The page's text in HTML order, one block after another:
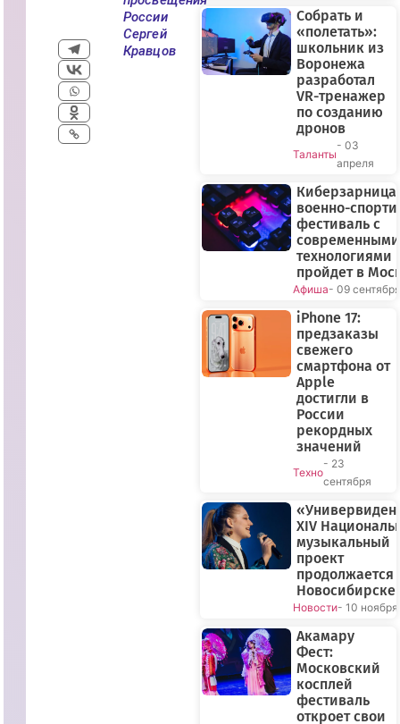
России
Сергей
Кравцов
Собрать и
«полетать»:
школьник из
Воронежа
разработал
VR-тренажер
по созданию
дронов
Таланты
- 03
апреля
военно-
фестиваль с
современными
технологиями
пройдет в
Афиша- 09 сентября
iPhone 17:
предзаказы
свежего
смартфона от
Apple
достигли в
России
рекордных
значений
Техно
- 23
сентября
XIV
музыкальный
проект
продолжается
Новосибирске
Новости- 10 ноября
Акамару
Фест:
Московский
косплей
фестиваль
откроет свои